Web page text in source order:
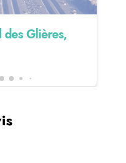
Glières,